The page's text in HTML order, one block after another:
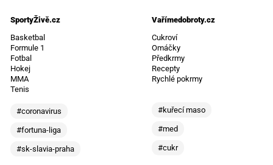
SportyŽivě.cz
Basketbal
Formule 1
Fotbal
Hokej
MMA
Tenis
#coronavirus
#fortuna-liga
#sk-slavia-praha
Vařímedobroty.cz
Cukroví
Omáčky
Předkrmy
Recepty
Rychlé pokrmy
#kuřecí maso
#med
#cukr